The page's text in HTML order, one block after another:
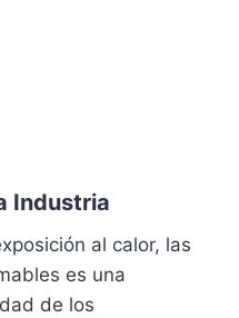
Industria
al calor, las
es una
de los